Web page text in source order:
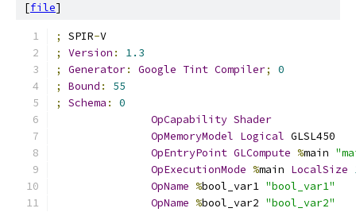
[file]
; SPIR-V
;
Version :
1.3
;
Generator: Google Tint Compiler;
0
;
Bound :
55
;
Schema :
0
OpCapability Shader
OpMemoryModel Logical GLSL450
OpEntryPoint GLCompute %main
OpExecutionMode %main LocalSize
OpName %bool_var1 "bool_var1"
OpName %bool_var2 "bool_var2"